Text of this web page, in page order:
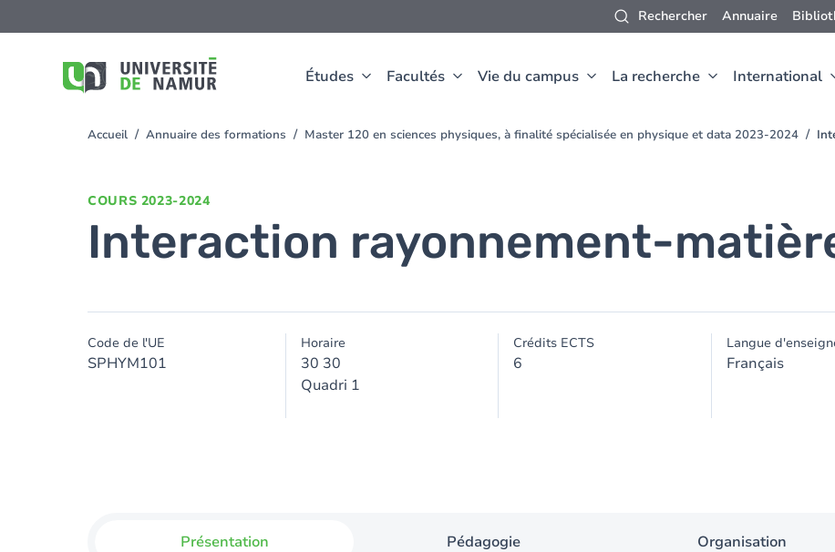
Rechercher Annuaire
Études Facultés Vie du campus La recherche International
au
You
Accueil Annuaire des formations Master 120 en sciences physiques, à finalité spécialisée en physique et data 2023-2024
COURS 2023-2024
Interaction rayonnement-
Code de l'UE
SPHYM101
Horaire
30 30
Quadri 1
Crédits ECTS
6
Langue
Français
Présentation Pédagogie Organisation